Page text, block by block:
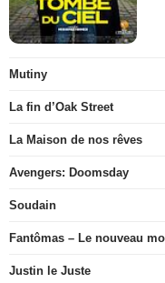
Mutiny
La fin d’Oak Street
La Maison de nos rêves
Avengers: Doomsday
Soudain
Fantômas – Le nouveau
Justin le Juste